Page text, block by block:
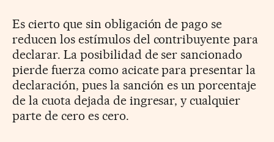
Es cierto que sin obligación de pago se
reducen los estímulos del contribuyente para
declarar. La posibilidad de ser sancionado
pierde fuerza como acicate para presentar la
declaración, pues la sanción es un porcentaje
de la cuota dejada de ingresar, y cualquier
parte de cero es cero.